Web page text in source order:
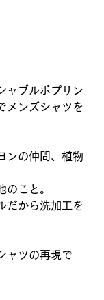
ャブルポプリン
メンズシャツを
ンの仲間、植物
のこと。
だから洗加工を
ャツの再現で